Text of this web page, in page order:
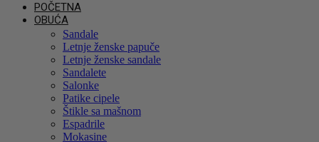
POČETNA
OBUĆA
Sandale
Letnje ženske papuče
Letnje ženske sandale
Sandalete
Salonke
Patike cipele
Štikle sa mašnom
Espadrile
Mokasine